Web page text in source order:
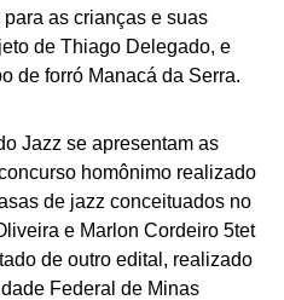
as crianças e suas
de Thiago Delegado, e
de forró Manacá da Serra.
Jazz se apresentam as
homônimo realizado
de jazz conceituados no
e Marlon Cordeiro 5tet
de outro edital, realizado
Federal de Minas